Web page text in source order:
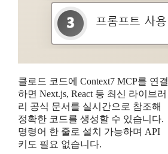
클로드 코드에 Context7 MCP를 연결
하면 Next.js, React 등 최신 라이브러
리 공식 문서를 실시간으로 참조해
정확한 코드를 생성할 수 있습니다.
명령어 한 줄로 설치 가능하며 API
키도 필요 없습니다.